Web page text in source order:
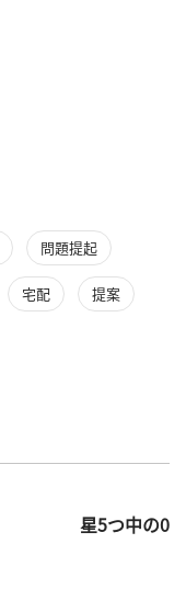
問題提起
宅配 提案
星5つ中の0